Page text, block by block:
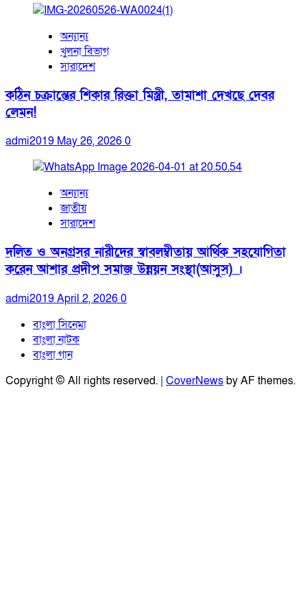
অন্যান্য
খুলনা বিভাগ
সারাদেশ
কঠিন চক্রান্তের শিকার রিক্তা মিস্ত্রী, তামাশা দেখছে দেবর
লেমন!
admi2019 May 26, 20260
অন্যান্য
জাতীয়
সারাদেশ
দলিত ও অনগ্রসর নারীদের স্বাবলম্বীতায় আর্থিক সহযোগিতা
করেন আশার প্রদীপ সমাজ উন্নয়ন সংস্থা(আসুস) ।
admi2019April 2, 20260
বাংলা সিনেমা
বাংলা নাটক
বাংলা গান
Copyright © All rights reserved. | CoverNewsby AF themes.